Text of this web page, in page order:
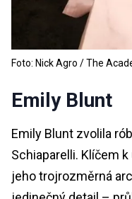
Foto: Nick Agro / The
Emily Blunt
Emily Blunt zvolila
Schiaparelli. Klíčem
jeho trojrozměrná